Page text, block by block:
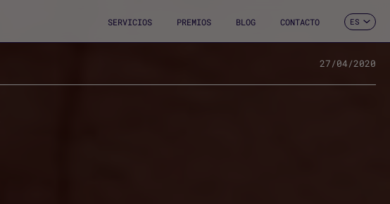
SERVICIOS PREMIOS BLOG CONTACTO
ES
FR
IT
27/04/2020